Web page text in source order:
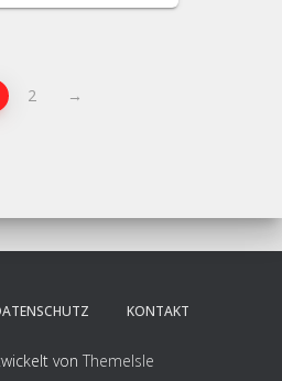
2 →
KONTAKT
von ThemeIsle